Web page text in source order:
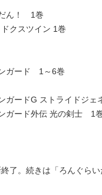
だん！ 1巻
クスツイン 1巻
ガード 1～6巻
ガードG ストライドジ
ガード外伝 光の剣士 1
了。続きは「ろんぐら